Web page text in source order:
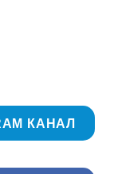
КАНАЛ